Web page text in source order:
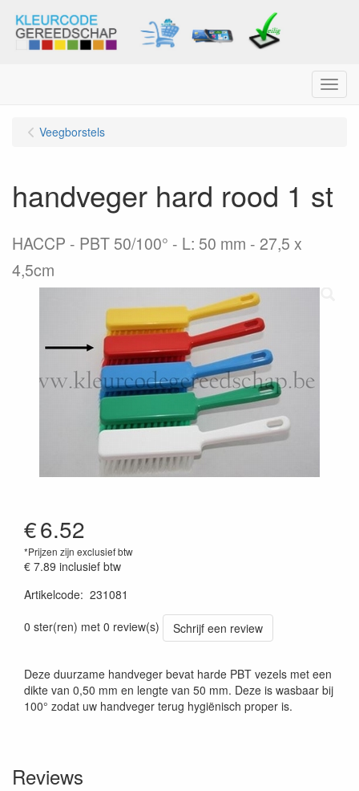
Menu
Veegborstels
handveger hard rood 1 st
HACCP - PBT 50/100° - L: 50 mm - 27,5 x
4,5cm
€6.52
*Prijzen zijn exclusief btw
€ 7.89 inclusief btw
Artikelcode: 231081
0 ster(ren) met 0 review(s)
Schrijf een review
Deze duurzame handveger bevat harde PBT vezels met een
dikte van 0,50 mm en lengte van 50 mm. Deze is wasbaar bij
100° zodat uw handveger terug hygiënisch proper is.
Reviews